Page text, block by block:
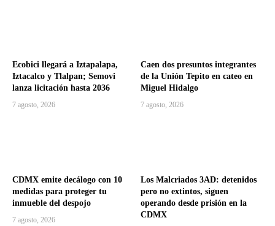
Ecobici llegará a Iztapalapa,
Iztacalco y Tlalpan; Semovi
lanza licitación hasta 2036
7 agosto, 2026
Caen dos presuntos integrantes
de la Unión Tepito en cateo en
Miguel Hidalgo
7 agosto, 2026
CDMX emite decálogo con 10
medidas para proteger tu
inmueble del despojo
7 agosto, 2026
Los Malcriados 3AD: detenidos
pero no extintos, siguen
operando desde prisión en la
CDMX